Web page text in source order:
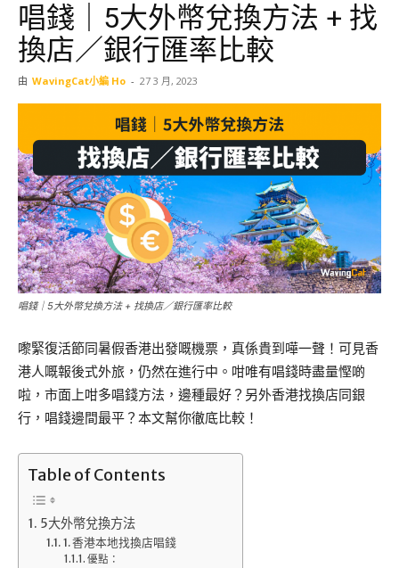
唱錢｜5大外幣兌換方法 + 找
換店／銀行匯率比較
由 WavingCat小編 Ho - 27 3 月, 2023
唱錢｜5大外幣兌換方法 + 找換店／銀行匯率比較
嚟緊復活節同暑假香港出發嘅機票，真係貴到嘩一聲！可見香
港人嘅報後式外旅，仍然在進行中。咁唯有唱錢時盡量慳啲
啦，市面上咁多唱錢方法，邊種最好？另外香港找換店同銀
行，唱錢邊間最平？本文幫你徹底比較！
Table of Contents
5大外幣兌換方法
1. 香港本地找換店唱錢
優點：